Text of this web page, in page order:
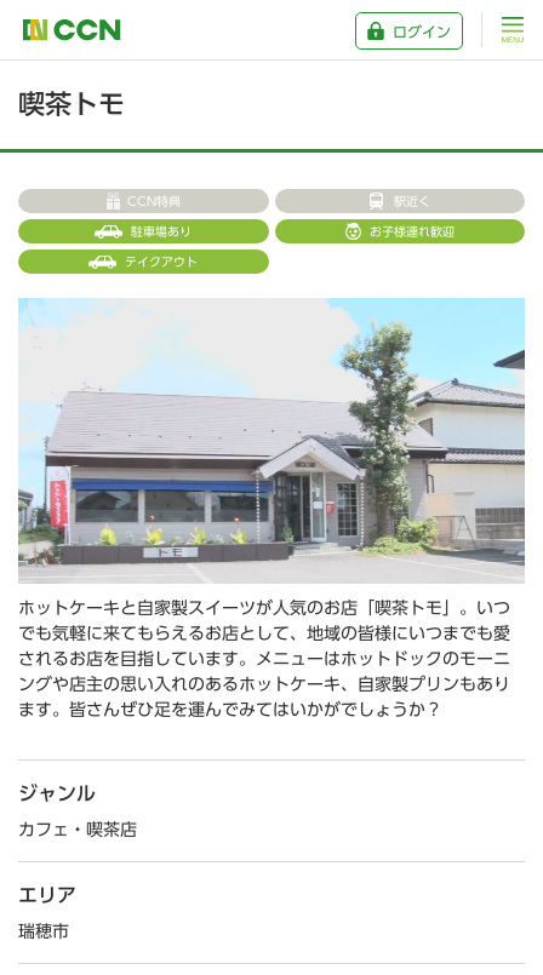
ログイン
喫茶トモ
CCN特典 駅近く
駐車場あり お子様連れ歓迎
テイクアウト
ホットケーキと自家製スイーツが人気のお店「喫茶トモ」。いつ
でも気軽に来てもらえるお店として、地域の皆様にいつまでも愛
されるお店を目指しています。メニューはホットドックのモーニ
ングや店主の思い入れのあるホットケーキ、自家製プリンもあり
ます。皆さんぜひ足を運んでみてはいかがでしょうか？
ジャンル
カフェ・喫茶店
エリア
瑞穂市